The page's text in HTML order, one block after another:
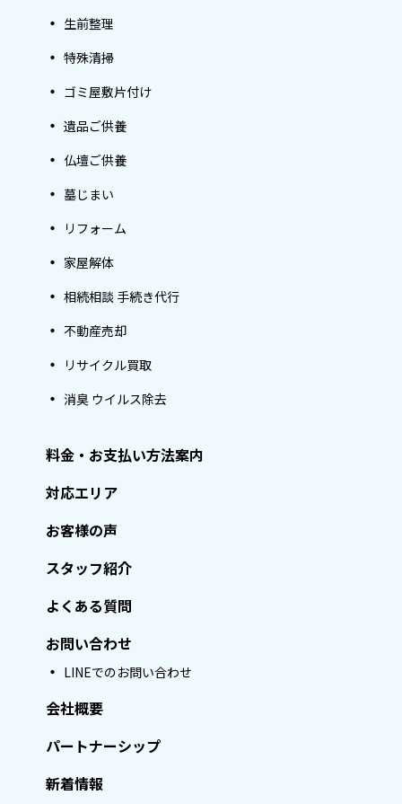
生前整理
特殊清掃
ゴミ屋敷片付け
遺品ご供養
仏壇ご供養
墓じまい
リフォーム
家屋解体
相続相談 手続き代行
不動産売却
リサイクル買取
消臭 ウイルス除去
料金・お支払い方法案内
対応エリア
お客様の声
スタッフ紹介
よくある質問
お問い合わせ
LINEでのお問い合わせ
会社概要
パートナーシップ
新着情報